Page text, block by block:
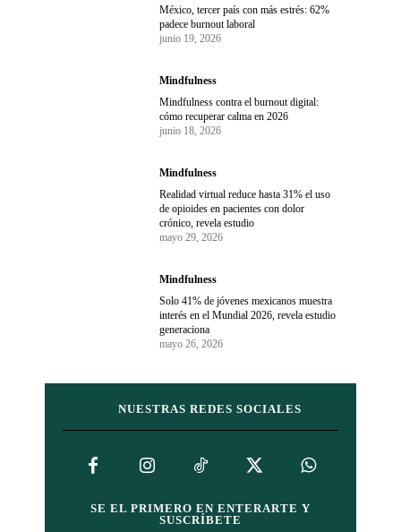
México, tercer país con más estrés: 62%
padece burnout laboral
junio 19, 2026
Mindfulness
Mindfulness contra el burnout digital:
cómo recuperar calma en 2026
junio 18, 2026
Mindfulness
Realidad virtual reduce hasta 31% el uso
de opioides en pacientes con dolor
crónico, revela estudio
mayo 29, 2026
Mindfulness
Solo 41% de jóvenes mexicanos muestra
interés en el Mundial 2026, revela estudio
generaciona
mayo 26, 2026
NUESTRAS REDES SOCIALES
SE EL PRIMERO EN ENTERARTE Y
SUSCRÍBETE